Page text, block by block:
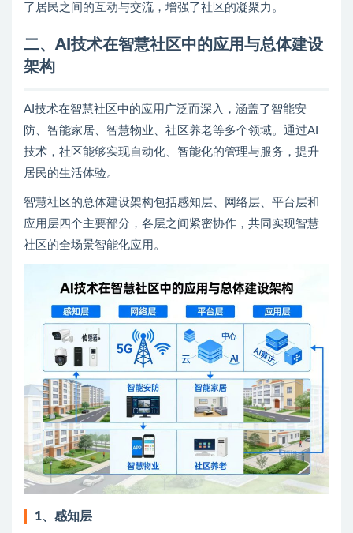
了居民之间的互动与交流，增强了社区的凝聚力。
二、AI技术在智慧社区中的应用与总体建设
架构
AI技术在智慧社区中的应用广泛而深入，涵盖了智能安
防、智能家居、智慧物业、社区养老等多个领域。通过AI
技术，社区能够实现自动化、智能化的管理与服务，提升
居民的生活体验。
智慧社区的总体建设架构包括感知层、网络层、平台层和
应用层四个主要部分，各层之间紧密协作，共同实现智慧
社区的全场景智能化应用。
1、 感知层